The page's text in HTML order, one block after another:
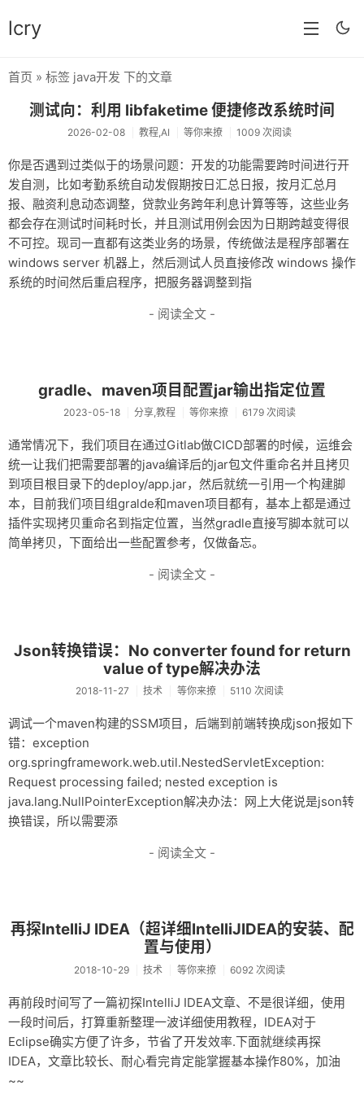
lcry
分类
分享
技术
教程
生活
AI
归档
友链
关于
首页 » 标签 java开发 下的文章
测试向：利用 libfaketime 便捷修改系统时间
2026-02-08 教程,AI 等你来撩 1009 次阅读
你是否遇到过类似于的场景问题：开发的功能需要跨时间进行开
发自测，比如考勤系统自动发假期按日汇总日报，按月汇总月
报、融资利息动态调整，贷款业务跨年利息计算等等，这些业务
都会存在测试时间耗时长，并且测试用例会因为日期跨越变得很
不可控。现司一直都有这类业务的场景，传统做法是程序部署在
windows server 机器上，然后测试人员直接修改 windows 操作
系统的时间然后重启程序，把服务器调整到指
- 阅读全文 -
gradle、maven项目配置jar输出指定位置
2023-05-18 分享,教程 等你来撩 6179 次阅读
通常情况下，我们项目在通过Gitlab做CICD部署的时候，运维会
统一让我们把需要部署的java编译后的jar包文件重命名并且拷贝
到项目根目录下的deploy/app.jar，然后就统一引用一个构建脚
本，目前我们项目组gralde和maven项目都有，基本上都是通过
插件实现拷贝重命名到指定位置，当然gradle直接写脚本就可以
简单拷贝，下面给出一些配置参考，仅做备忘。
- 阅读全文 -
Json转换错误：No converter found for return
value of type解决办法
2018-11-27 技术 等你来撩 5110 次阅读
调试一个maven构建的SSM项目，后端到前端转换成json报如下
错：exception
org.springframework.web.util.NestedServletException:
Request processing failed; nested exception is
java.lang.NullPointerException解决办法：网上大佬说是json转
换错误，所以需要添
- 阅读全文 -
再探IntelliJ IDEA（超详细IntelliJIDEA的安装、配
置与使用）
2018-10-29 技术 等你来撩 6092 次阅读
再前段时间写了一篇初探IntelliJ IDEA文章、不是很详细，使用
一段时间后，打算重新整理一波详细使用教程，IDEA对于
Eclipse确实方便了许多，节省了开发效率.下面就继续再探
IDEA，文章比较长、耐心看完肯定能掌握基本操作80%，加油
~~